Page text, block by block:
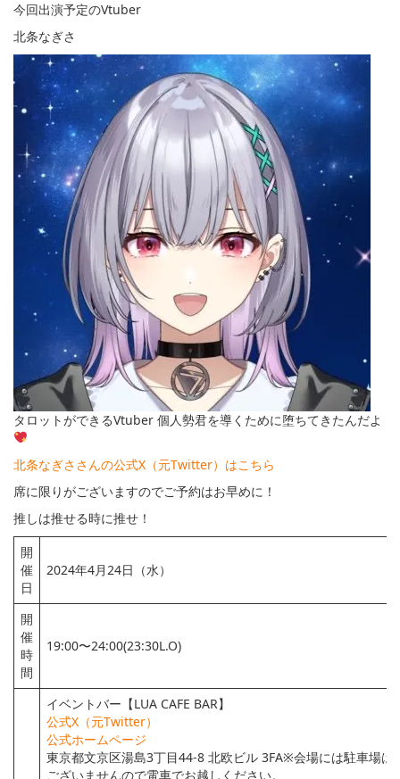
今回出演予定のVtuber
北条なぎさ
タロットができるVtuber 個人勢君を導くために堕ちてきたんだよ
北条なぎささんの公式X（元Twitter）はこちら
席に限りがございますのでご予約はお早めに！
推しは推せる時に推せ！
開
催
日
2024年4月24日（水）
開
催
時
間
19:00〜24:00(23:30L.O)
イベントバー【LUA CAFE BAR】
公式X（元Twitter）
公式ホームページ
東京都文京区湯島3丁目44-8 北欧ビル 3FA※会場には駐車場は
ございませんので電車でお越しください。